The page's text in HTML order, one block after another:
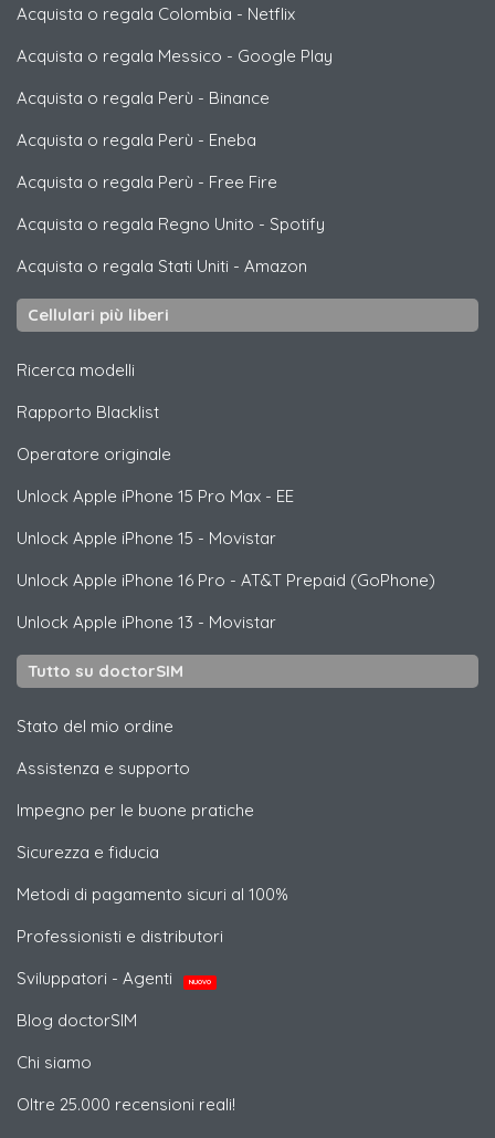
Acquista o regala Colombia - Netflix
Acquista o regala Messico - Google Play
Acquista o regala Perù - Binance
Acquista o regala Perù - Eneba
Acquista o regala Perù - Free Fire
Acquista o regala Regno Unito - Spotify
Acquista o regala Stati Uniti - Amazon
Cellulari più liberi
Ricerca modelli
Rapporto Blacklist
Operatore originale
Unlock Apple iPhone 15 Pro Max - EE
Unlock Apple iPhone 15 - Movistar
Unlock Apple iPhone 16 Pro - AT&T Prepaid (GoPhone)
Unlock Apple iPhone 13 - Movistar
Tutto su doctorSIM
Stato del mio ordine
Assistenza e supporto
Impegno per le buone pratiche
Sicurezza e fiducia
Metodi di pagamento sicuri al 100%
Professionisti e distributori
Sviluppatori - Agenti
NUOVO
Blog doctorSIM
Chi siamo
Oltre 25.000 recensioni reali!